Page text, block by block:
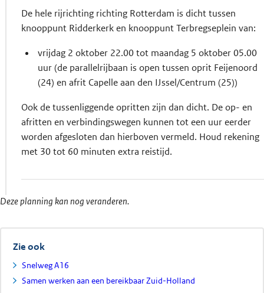
De hele rijrichting richting Rotterdam is dicht tussen
knooppunt Ridderkerk en knooppunt Terbregseplein van:
vrijdag 2 oktober 22.00 tot maandag 5 oktober 05.00
uur (de parallelrijbaan is open tussen oprit Feijenoord
(24) en afrit Capelle aan den IJssel/Centrum (25))
Ook de tussenliggende opritten zijn dan dicht. De op- en
afritten en verbindingswegen kunnen tot een uur eerder
worden afgesloten dan hierboven vermeld. Houd rekening
met 30 tot 60 minuten extra reistijd.
Deze planning kan nog veranderen.
Zie ook
Snelweg A16
Samen werken aan een bereikbaar Zuid-Holland